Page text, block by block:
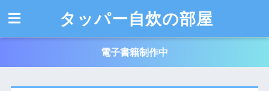
タッパー自炊の部屋
電子書籍制作中